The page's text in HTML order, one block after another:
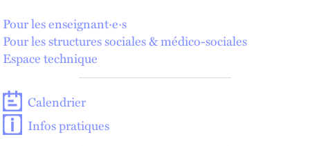
Pour les enseignant·e·s
Pour les structures sociales & médico-sociales
Espace technique
Calendrier
Infos pratiques